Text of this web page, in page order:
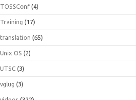
TOSSConf (4)
Training (17)
translation (65)
Unix OS (2)
UTSC (3)
vglug (3)